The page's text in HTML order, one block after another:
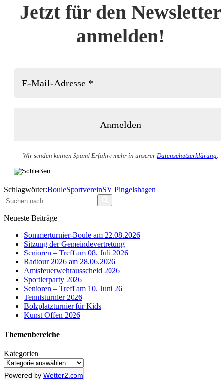
Jetzt für den Newsletter
anmelden!
Wir senden keinen Spam! Erfahre mehr in unserer Datenschutzerklärung
Schlagwörter:BouleSportvereinSV Pingelshagen
Suchen
nach …
Neueste Beiträge
Sommerturnier-Boule am 22.08.2026
Sitzung der Gemeindevertretung
Senioren – Treff am 08. Juli 2026
Radtour 2026 am 28.06.2026
Amtsfeuerwehrausscheid 2026
Sportlerparty 2026
Senioren – Treff am 10. Juni 26
Tennisturnier 2026
Bolzplatzturnier für Kids
Kunst Offen 2026
Themenbereiche
Kategorien
Powered by Wetter2.com